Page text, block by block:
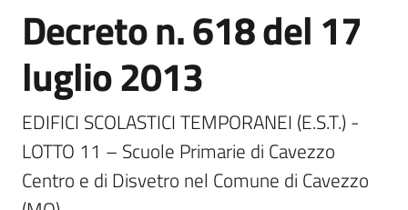
Decreto n. 618 del 17
luglio 2013
EDIFICI SCOLASTICI TEMPORANEI (E.S.T.) -
LOTTO 11 – Scuole Primarie di Cavezzo
Centro e di Disvetro nel Comune di Cavezzo